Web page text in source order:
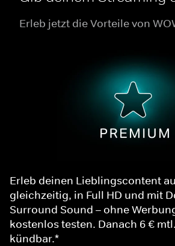
Erleb jetzt die Vorteile von
Erleb deinen Lieblingscontent
gleichzeitig, in Full HD und mit
Surround Sound – ohne
kostenlos testen. Danach 6 €
kündbar.*